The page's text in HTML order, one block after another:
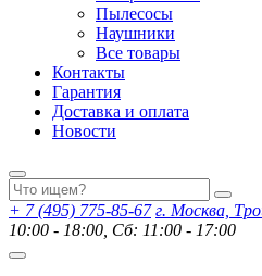
Пылесосы
Наушники
Все товары
Контакты
Гарантия
Доставка и оплата
Новости
+ 7 (495) 775-85-67 г. Москва,
10:00 - 18:00, Сб: 11:00 - 17:00